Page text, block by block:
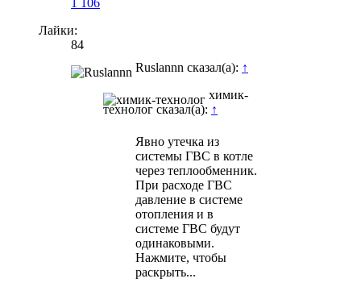
Лайки:
84
Ruslannn сказал(а): ↑
химик-
технолог сказал(а): ↑
Явно утечка из
системы ГВС в котле
через теплообменник.
При расходе ГВС
давление в системе
отопления и в
системе ГВС будут
одинаковыми.
Нажмите, чтобы
раскрыть...